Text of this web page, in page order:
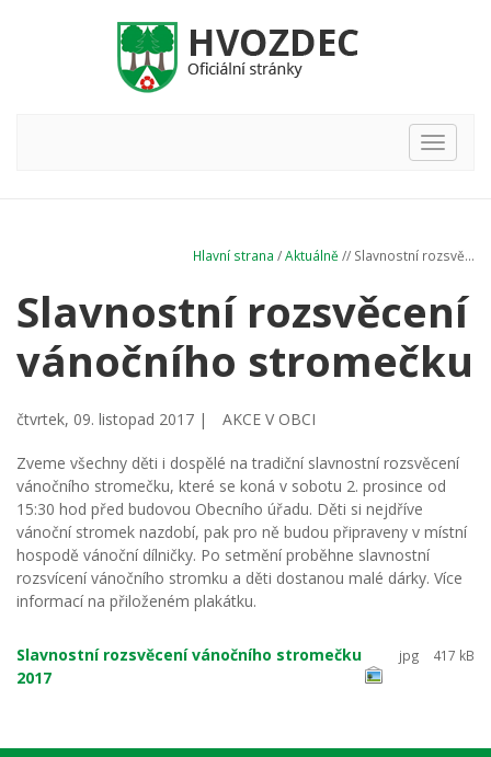
Hlavní
nabídka
Hlavní strana /Aktuálně // Slavnostní rozsvě...
Slavnostní rozsvěcení
vánočního stromečku
čtvrtek, 09. listopad 2017 | AKCE V OBCI
Zveme všechny děti i dospělé na tradiční slavnostní rozsvěcení
vánočního stromečku, které se koná v sobotu 2. prosince od
15:30 hod před budovou Obecního úřadu. Děti si nejdříve
vánoční stromek nazdobí, pak pro ně budou připraveny v místní
hospodě vánoční dílničky. Po setmění proběhne slavnostní
rozsvícení vánočního stromku a děti dostanou malé dárky. Více
informací na přiloženém plakátku.
Slavnostní rozsvěcení vánočního stromečku
2017
jpg 417 kB